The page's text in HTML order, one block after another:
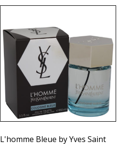
L'homme Bleue by Yves Saint